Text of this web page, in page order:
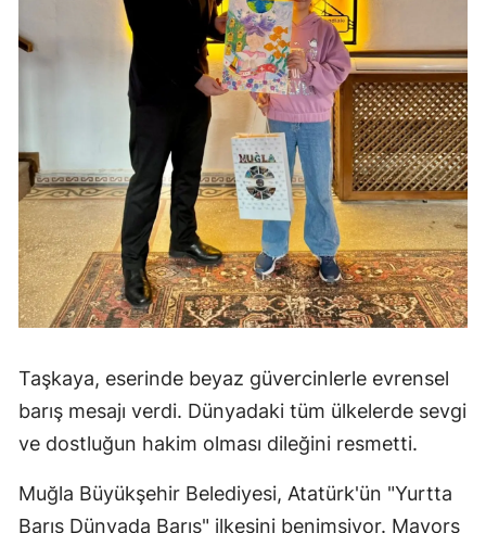
Taşkaya, eserinde beyaz güvercinlerle evrensel
barış mesajı verdi. Dünyadaki tüm ülkelerde sevgi
ve dostluğun hakim olması dileğini resmetti.
Muğla Büyükşehir Belediyesi, Atatürk'ün "Yurtta
Barış Dünyada Barış" ilkesini benimsiyor. Mayors